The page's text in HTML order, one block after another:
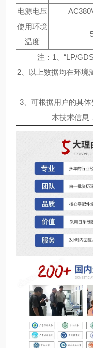
电源电压
使用环境
温度
注：1、“LP/
2、以上数据均在环
3、可根据用户的具
本技术信息